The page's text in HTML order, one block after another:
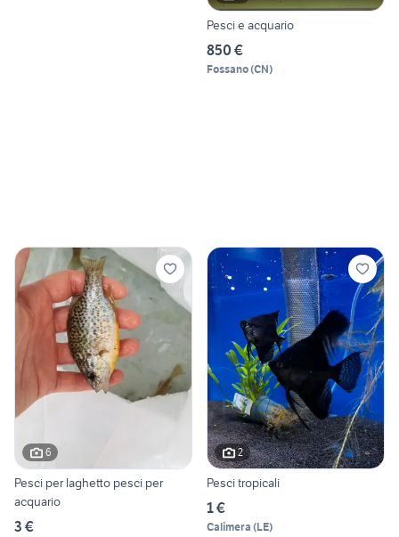
Pesci e acquario
850 €
Fossano(CN)
6
Pesci per laghetto pesci per
acquario
3 €
2
Pesci tropicali
1 €
Calimera (LE)